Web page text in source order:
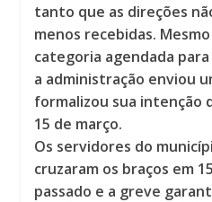
tanto que as direções
menos recebidas.
categoria agendada
a administração enviou
formalizou sua intenção
15 de março.
Os servidores do
cruzaram os braços em
passado e a greve